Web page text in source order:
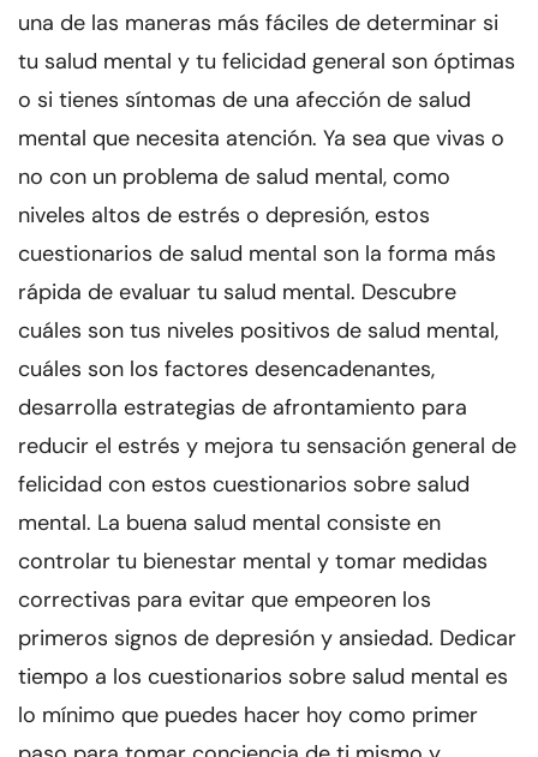
una de las maneras más fáciles de determinar si
tu salud mental y tu felicidad general son óptimas
o si tienes síntomas de una afección de salud
mental que necesita atención. Ya sea que vivas o
no con un problema de salud mental, como
niveles altos de estrés o depresión, estos
cuestionarios de salud mental son la forma más
rápida de evaluar tu salud mental. Descubre
cuáles son tus niveles positivos de salud mental,
cuáles son los factores desencadenantes,
desarrolla estrategias de afrontamiento para
reducir el estrés y mejora tu sensación general de
felicidad con estos cuestionarios sobre salud
mental. La buena salud mental consiste en
controlar tu bienestar mental y tomar medidas
correctivas para evitar que empeoren los
primeros signos de depresión y ansiedad. Dedicar
tiempo a los cuestionarios sobre salud mental es
lo mínimo que puedes hacer hoy como primer